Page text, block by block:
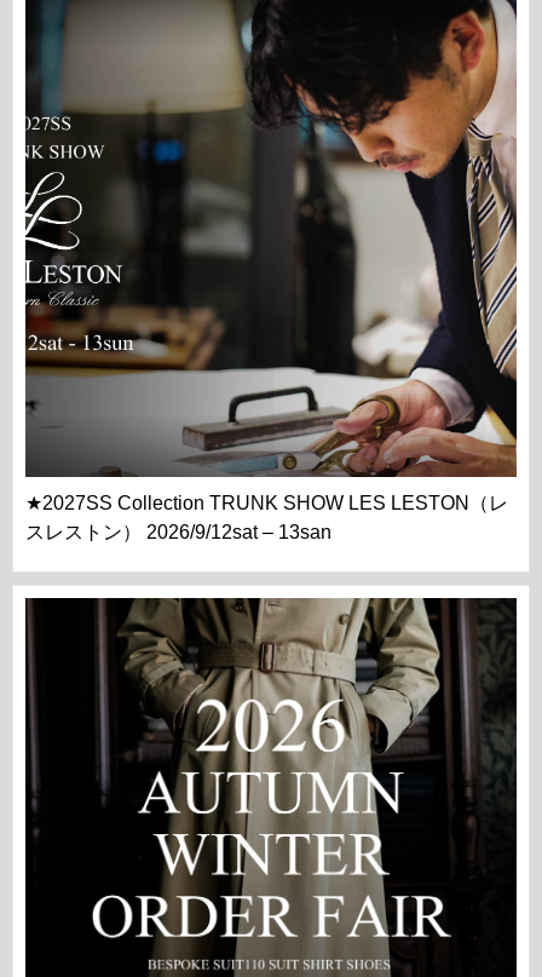
★2027SS Collection TRUNK SHOW LES LESTON（レ
スレストン） 2026/9/12sat – 13san